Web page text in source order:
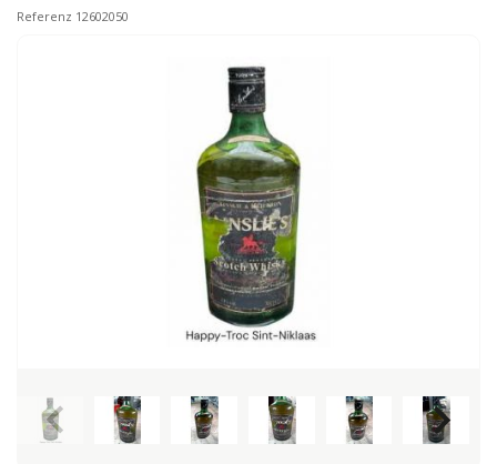
Referenz 12602050
keyboard_arrow_left keyboard_arrow_right